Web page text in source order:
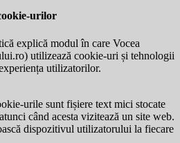
urilor
explică modul în care Vocea
) utilizează cookie-uri și tehnologii
utilizatorilor.
urile sunt fișiere text mici stocate
când acesta vizitează un site web.
dispozitivul utilizatorului la fiecare